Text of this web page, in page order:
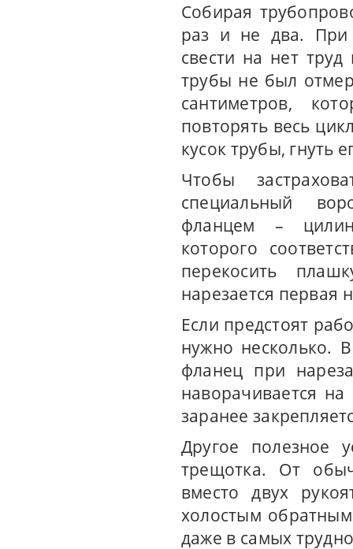
Собирая
раз и не два. При
свести на нет
трубы не был
сантиметров,
повторять весь
кусок трубы, гнуть
Чтобы
специальный
фланцем –
которого
перекосить
нарезается первая
Если предстоят
нужно несколько.
фланец при
наворачивается
заранее
Другое полезное
трещотка. От
вместо двух
холостым
даже в самых